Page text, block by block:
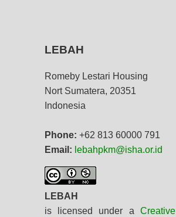
LEBAH
Romeby Lestari Housing
Nort Sumatera, 20351
Indonesia
Phone: +62 813 60000 791
Email: lebahpkm@isha.or.id
LEBAH
is licensed under a Creative